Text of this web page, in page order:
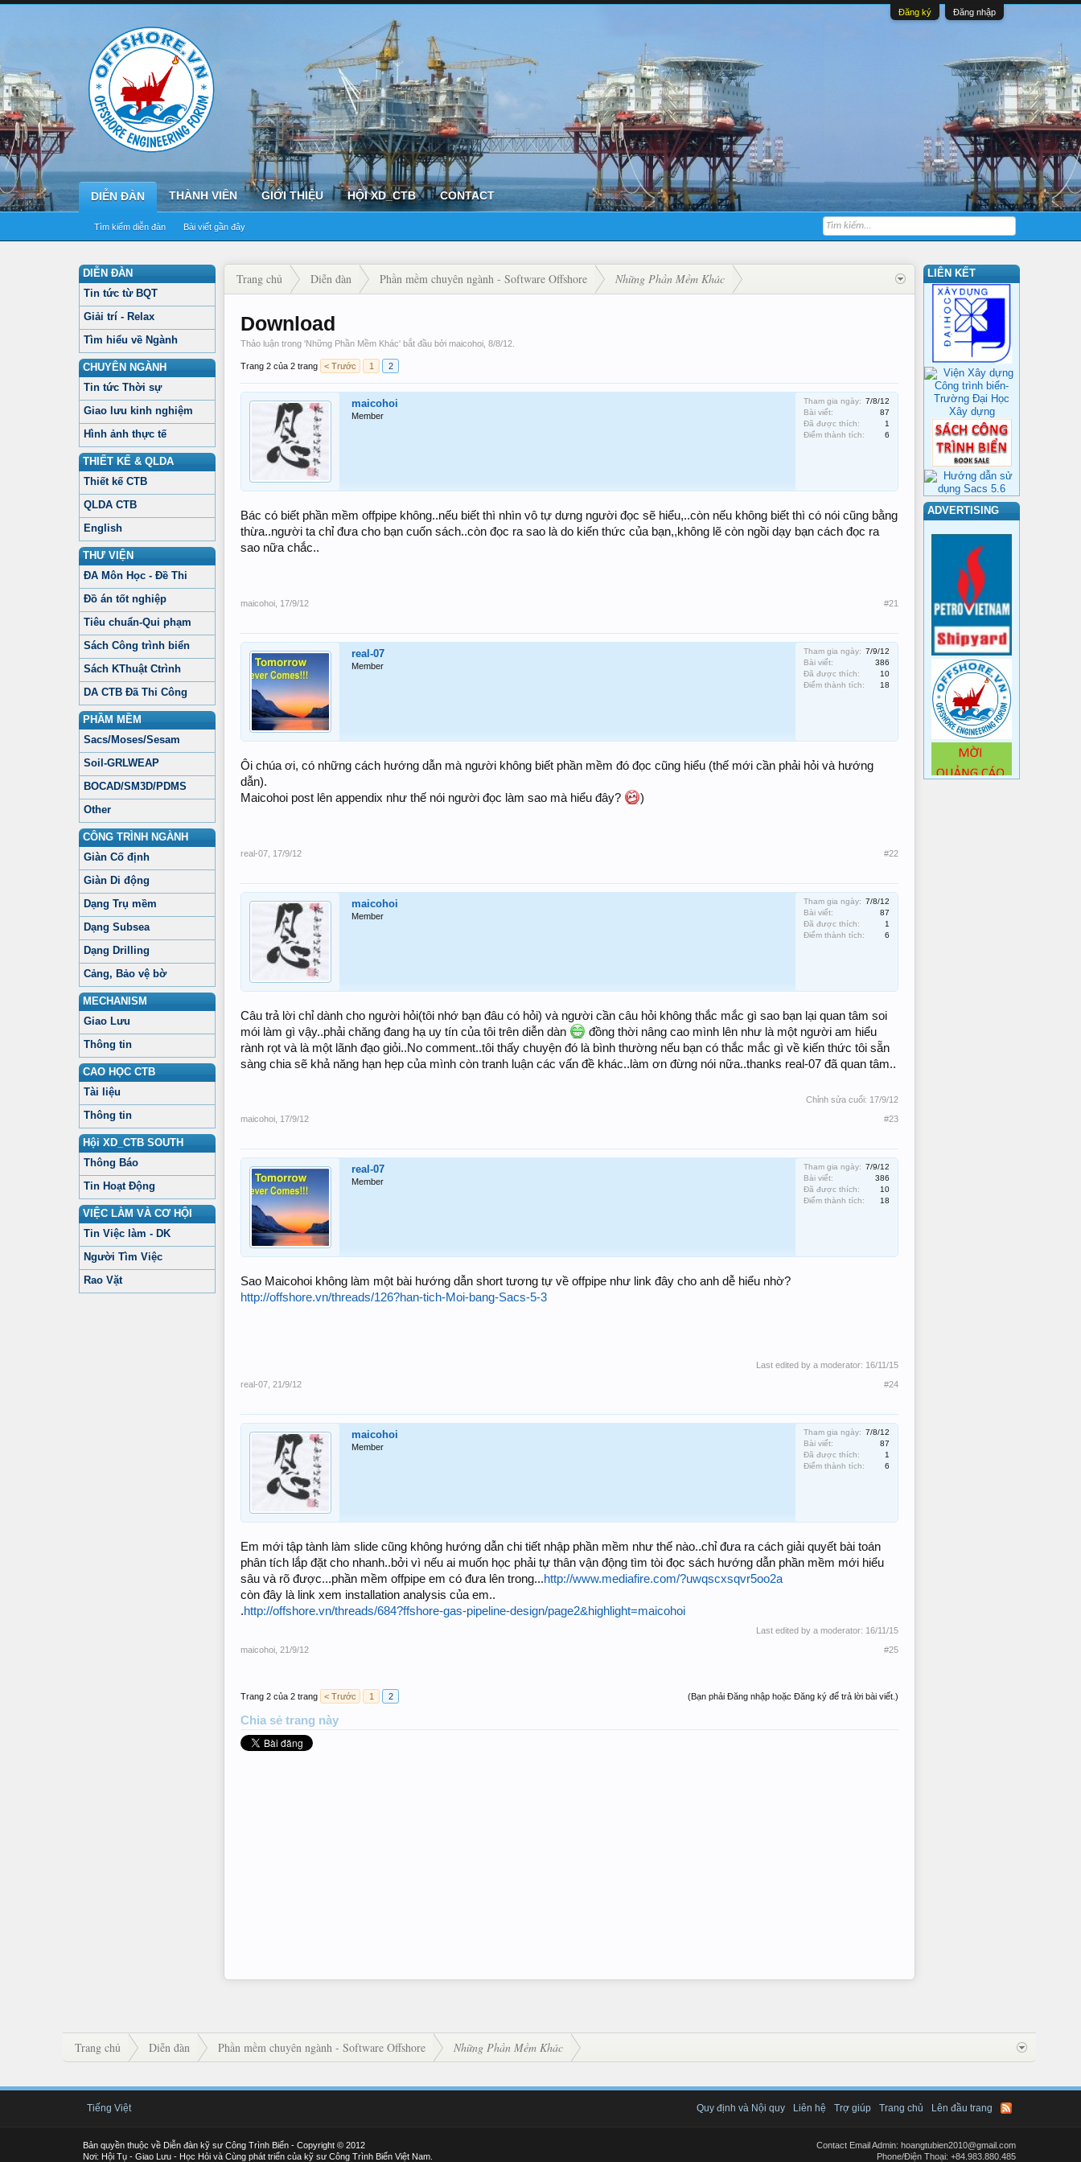
Đăng ký Đăng nhập
DIỄN ĐÀN
Tìm kiếm diễn đàn Bài viết gần đây
THÀNH VIÊN GIỚI THIỆU HỘI XD_CTB CONTACT
DIỄN ĐÀN
Tin tức từ BQT
Giải trí - Relax
Tìm hiểu về Ngành
CHUYÊN NGÀNH
Tin tức Thời sự
Giao lưu kinh nghiệm
Hình ảnh thực tế
THIẾT KẾ & QLDA
Thiết kế CTB
QLDA CTB
English
THƯ VIỆN
ĐA Môn Học - Đề Thi
Đồ án tốt nghiệp
Tiêu chuẩn-Qui phạm
Sách Công trình biển
Sách KThuật Ctrình
DA CTB Đã Thi Công
PHẦM MỀM
Sacs/Moses/Sesam
Soil-GRLWEAP
BOCAD/SM3D/PDMS
Other
CÔNG TRÌNH NGÀNH
Giàn Cố định
Giàn Di động
Dạng Trụ mềm
Dạng Subsea
Dạng Drilling
Cảng, Bảo vệ bờ
MECHANISM
Giao Lưu
Thông tin
CAO HỌC CTB
Tài liệu
Thông tin
Hội XD_CTB SOUTH
Thông Báo
Tin Hoạt Động
VIỆC LÀM VÀ CƠ HỘI
Tin Việc làm - DK
Người Tìm Việc
Rao Vặt
Trang chủ Diễn đàn Phần mềm chuyên ngành - Software Offshore Những Phần Mềm Khác
Download
Thảo luận trong 'Những Phần Mềm Khác' bắt đầu bởi maicohoi 8/8/12
Trang 2 của 2 trang < Trước 1 2
maicohoi
Member
Tham gia ngày: 7/8/12
Bài viết:
87
Đã được thích:
1
Điểm thành tích:
6
Bác có biết phần mềm offpipe không..nếu biết thì nhìn vô tự dưng người đọc sẽ hiểu,..còn nếu không biết thì có nói cũng bằng
thừa..người ta chỉ đưa cho bạn cuốn sách..còn đọc ra sao là do kiến thức của bạn,,không lẽ còn ngồi dạy bạn cách đọc ra
sao nữa chắc..
maicohoi 17/9/12 #21
real-07
Member
Tham gia ngày: 7/9/12
Bài viết:
386
Đã được thích:
10
Điểm thành tích:
18
Ôi chúa ơi, có những cách hướng dẫn mà người không biết phần mềm đó đọc cũng hiểu (thế mới cần phải hỏi và hướng
dẫn).
Maicohoi post lên appendix như thế nói người đọc làm sao mà hiểu đây?
)
real-07 17/9/12 #22
maicohoi
Member
Tham gia ngày: 7/8/12
Bài viết:
87
Đã được thích:
1
Điểm thành tích:
6
Câu trả lời chỉ dành cho người hỏi(tôi nhớ bạn đâu có hỏi) và người cần câu hỏi không thắc mắc gì sao bạn lại quan tâm soi
mói làm gì vậy..phải chăng đang hạ uy tín của tôi trên diễn dàn
đồng thời nâng cao mình lên như là một người am hiểu
rành rọt và là một lãnh đạo giỏi..No comment..tôi thấy chuyện đó là bình thường nếu bạn có thắc mắc gì về kiến thức tôi sẵn
sàng chia sẽ khả năng hạn hẹp của mình còn tranh luận các vấn đề khác..làm ơn đừng nói nữa..thanks real-07 đã quan tâm..
Chỉnh sửa cuối: 17/9/12
maicohoi 17/9/12 #23
real-07
Member
Tham gia ngày: 7/9/12
Bài viết:
386
Đã được thích:
10
Điểm thành tích:
18
Sao Maicohoi không làm một bài hướng dẫn short tương tự về offpipe như link đây cho anh dễ hiểu nhờ?
http://offshore.vn/threads/126?han-tich-Moi-bang-Sacs-5-3
Last edited by a moderator: 16/11/15
real-07 21/9/12 #24
maicohoi
Member
Tham gia ngày: 7/8/12
Bài viết:
87
Đã được thích:
1
Điểm thành tích:
6
Em mới tập tành làm slide cũng không hướng dẫn chi tiết nhập phần mềm như thế nào..chỉ đưa ra cách giải quyết bài toán
phân tích lắp đặt cho nhanh..bởi vì nếu ai muốn học phải tự thân vận động tìm tòi đọc sách hướng dẫn phần mềm mới hiểu
sâu và rõ được...phần mềm offpipe em có đưa lên trong...http://www.mediafire.com/?uwqscxsqvr5oo2a
còn đây là link xem installation analysis của em..
.http://offshore.vn/threads/684?ffshore-gas-pipeline-design/page2&highlight=maicohoi
Last edited by a moderator: 16/11/15
maicohoi 21/9/12 #25
(Bạn phải Đăng nhập hoặc Đăng ký để trả lời bài viết.)
Trang 2 của 2 trang < Trước 1 2
Chia sẻ trang này
LIÊN KẾT
ADVERTISING
Trang chủ Diễn đàn Phần mềm chuyên ngành - Software Offshore Những Phần Mềm Khác
Tiếng Việt Quy định và Nội quy Liên hệ Trợ giúp Trang chủ Lên đầu trang
Bản quyền thuộc về Diễn đàn kỹ sư Công Trình Biển - Copyright © 2012
Nơi: Hội Tụ - Giao Lưu - Học Hỏi và Cùng phát triển của kỹ sư Công Trình Biển Việt Nam.
Contact Email Admin: hoangtubien2010@gmail.com
Phone/Điện Thoại: +84.983.880.485